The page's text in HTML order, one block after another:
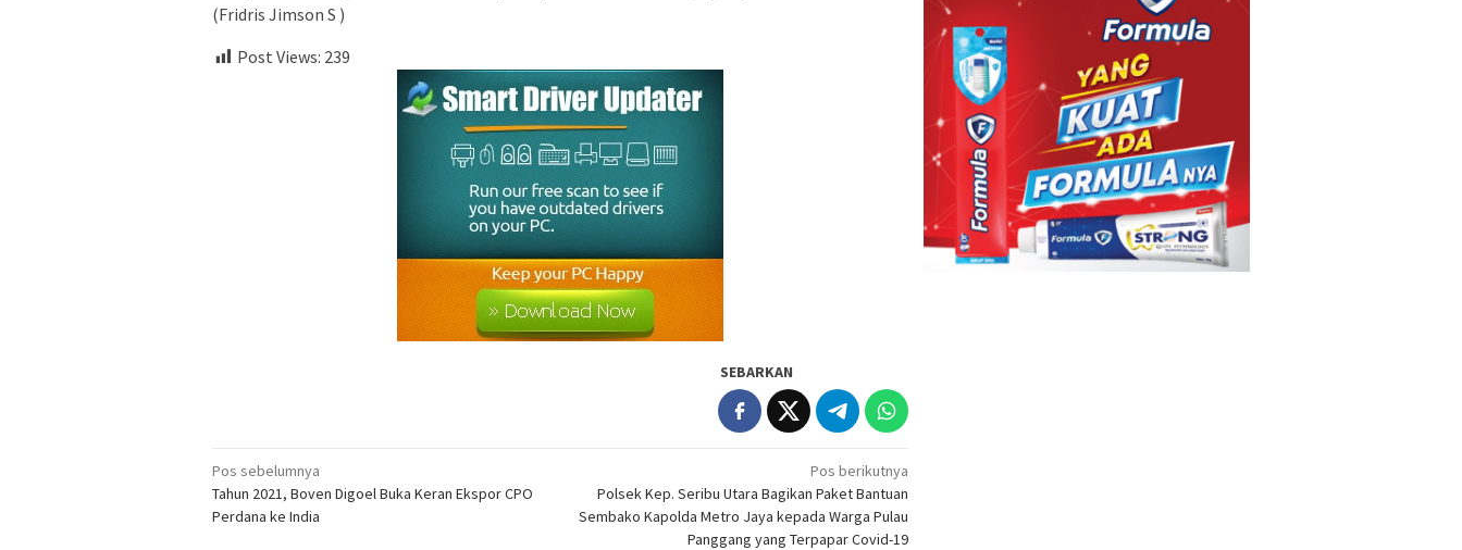
(Fridris Jimson S )
Post Views: 239
SEBARKAN
Navigasi
pos
Pos sebelumnya
Tahun 2021, Boven Digoel Buka Keran Ekspor CPO
Perdana ke India
Pos berikutnya
Polsek Kep. Seribu Utara Bagikan Paket Bantuan
Sembako Kapolda Metro Jaya kepada Warga Pulau
Panggang yang Terpapar Covid-19